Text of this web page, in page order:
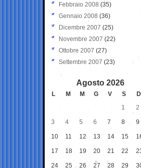
Febbraio 2008 (35)
Gennaio 2008 (36)
Dicembre 2007 (25)
Novembre 2007 (22)
Ottobre 2007 (27)
Settembre 2007 (23)
Agosto 2026
L M M G V S
D
1
2
3 4 5 6 7 8 9
10 11 12 13 14 15
17 18 19 20 21 22
24 25 26 27 28 29